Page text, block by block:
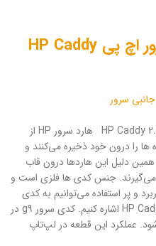
کدی 2.5 اینچی هارد سرور اچ پی HP Caddy
سرور
کدی 2.5 اینچی هارد سرور اچ پی HP Caddy 2.5 G9 هارد سرور HP از
را درون خود ذخیره می‌کنند و
دلیل این هاردها درون قاب
می‌گیرند. جنس کدی ها فلزی است و
و پر استفاده می‌توانیم به کدی
۲.۵ اینچی هارد سرور اچ پی HP Caddy 2.5 G9 اشاره کنیم. کدی سرور g9 در
عملکرد این قطعه‌ در لپ‌تاپ